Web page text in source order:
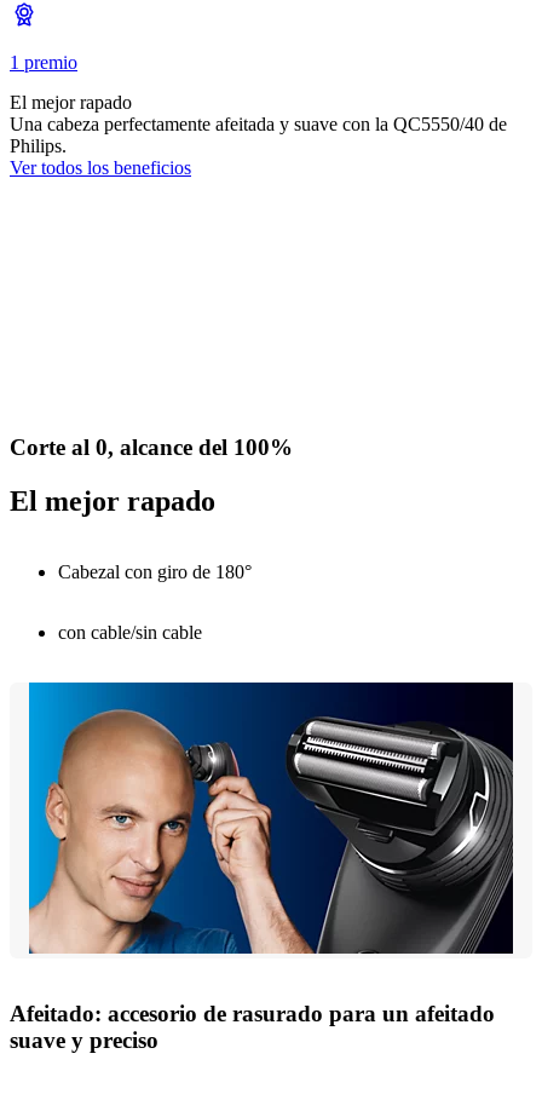
1 premio
El mejor rapado
Una cabeza perfectamente afeitada y suave con la QC5550/40 de
Philips.
Ver todos los beneficios
Corte al 0, alcance del 100%
El mejor rapado
Cabezal con giro de 180°
con cable/sin cable
Afeitado: accesorio de rasurado para un afeitado
suave y preciso